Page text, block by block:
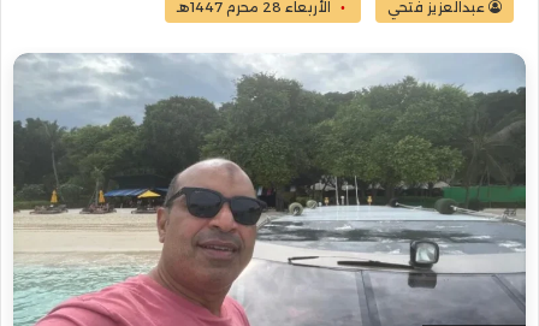
عبدالعزيز فتحي الأربعاء 28 محرم 1447هـ